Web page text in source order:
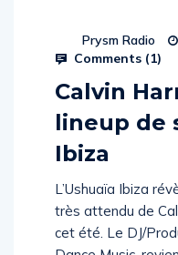
Prysm Radio
Comments (1)
Calvin
lineup de
Ibiza
L’Ushuaïa Ibiza
très attendu de
cet été. Le DJ/